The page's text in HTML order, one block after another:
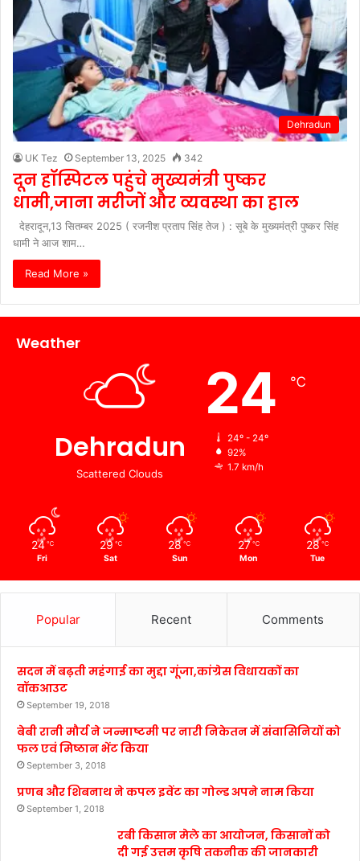
Dehradun
UK Tez September 13, 2025 342
दून हॉस्पिटल पहुंचे मुख्यमंत्री पुष्कर
धामी,जाना मरीजों और व्यवस्था का हाल
देहरादून,13 सितम्बर 2025 ( रजनीश प्रताप सिंह तेज ) : सूबे के मुख्यमंत्री पुष्कर सिंह
धामी ने आज शाम…
Read More »
Weather
Dehradun
Scattered Clouds
24 ℃
24º - 24º
92%
1.7 km/h
24 ℃
Fri
29 ℃
Sat
28 ℃
Sun
27 ℃
Mon
28 ℃
Tue
Popular Recent Comments
सदन में बढ़ती महंगाई का मुद्दा गूंजा,कांग्रेस विधायकों का
वॉकआउट
September 19, 2018
बेबी रानी मौर्य ने जन्माष्टमी पर नारी निकेतन में संवासिनियों को
फल एवं मिष्ठान भेंट किया
September 3, 2018
प्रणब और शिबनाथ ने कपल इवेंट का गोल्ड अपने नाम किया
September 1, 2018
रबी किसान मेले का आयोजन, किसानों को
दी गई उत्तम कृषि तकनीक की जानकारी